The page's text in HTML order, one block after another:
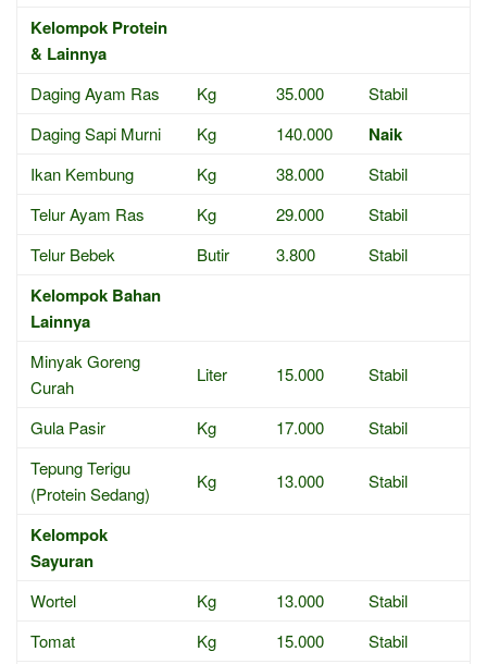
Kelompok Protein
& Lainnya
Daging Ayam Ras Kg 35.000
Stabil
Daging Sapi Murni
Kg 140.000 Naik
Ikan Kembung Kg 38.000
Stabil
Telur Ayam Ras
Kg 29.000
Stabil
Telur Bebek
Butir 3.800 Stabil
Kelompok Bahan
Lainnya
Minyak Goreng
Curah
Liter 15.000 Stabil
Gula Pasir Kg 17.000
Stabil
Tepung Terigu
(Protein Sedang)
Kg 13.000 Stabil
Kelompok
Sayuran
Wortel Kg 13.000
Stabil
Tomat
Kg 15.000 Stabil